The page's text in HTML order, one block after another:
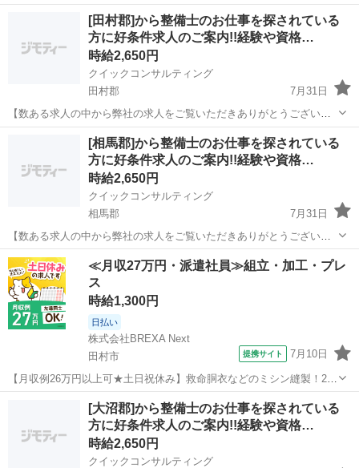
す!!』 全国に様々な求人を5万件以上取り扱っておりご希望条件やご状
況に応じてマッチしそうな求人をご案内いたします!! 応募前に相談だ
けしてみたい方やどんな求...
耶麻郡 工場 スタッフ
[田村郡]から整備士のお仕事を探されている
方に好条件求人のご案内!!経験や資格…
時給2,650円
クイックコンサルティング
田村郡
7月31日
【数ある求人の中から弊社の求人をご覧いただきありがとうございま
す!!】 全国に様々な求人を5万件以上取り扱っておりご希望条件やご状
況に応じてマッチしそうな求人をご案内いたします!! 応募前に相談だ
けしてみたい方やどんな求...
工場 スタッフ
[相馬郡]から整備士のお仕事を探されている
方に好条件求人のご案内!!経験や資格…
時給2,650円
クイックコンサルティング
相馬郡
7月31日
【数ある求人の中から弊社の求人をご覧いただきありがとうございま
す!!】 全国に様々な求人を5万件以上取り扱っておりご希望条件やご状
況に応じてマッチしそうな求人をご案内いたします!! 応募前に相談だ
けしてみたい方やどんな求...
福島 相馬郡 工場 スタッフ
≪月収27万円・派遣社員≫組立・加工・プレ
ス
時給1,300円
日払い
株式会社BREXA Next
田村市
提携サイト 7月10日
【月収例26万円以上可★土日祝休み】救命胴衣などのミシン縫製！20
代～50代の男女大活躍中★日払い制度あり！マイカー通勤OK＆無料駐
車場完備！食堂利用可★交通費支給◎《福島県田村市》 人気の工場の
お仕事 ◇救命胴衣などのミ...
その他
[大沼郡]から整備士のお仕事を探されている
方に好条件求人のご案内!!経験や資格…
時給2,650円
クイックコンサルティング